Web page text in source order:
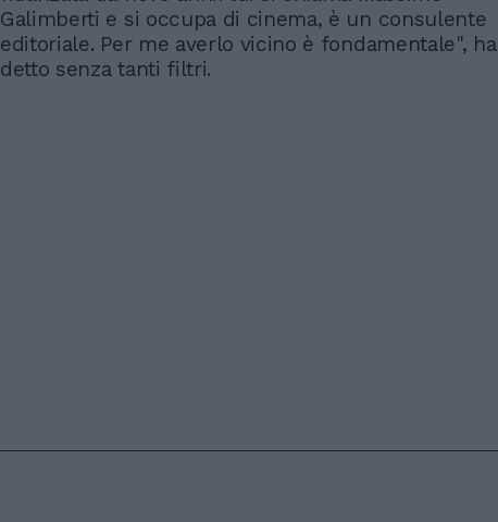
Galimberti e si occupa di cinema, è un consulente
editoriale. Per me averlo vicino è fondamentale", ha
detto senza tanti filtri.